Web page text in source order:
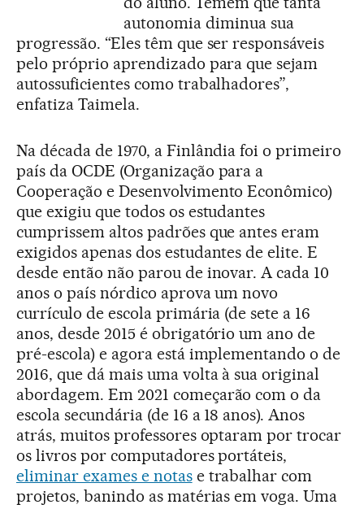
autonomia diminua sua
progressão. “Eles têm que ser responsáveis
pelo próprio aprendizado para que sejam
autossuficientes como trabalhadores”,
enfatiza Taimela.
Na década de 1970, a Finlândia foi o primeiro
país da OCDE (Organização para a
Cooperação e Desenvolvimento Econômico)
que exigiu que todos os estudantes
cumprissem altos padrões que antes eram
exigidos apenas dos estudantes de elite. E
desde então não parou de inovar. A cada 10
anos o país nórdico aprova um novo
currículo de escola primária (de sete a 16
anos, desde 2015 é obrigatório um ano de
pré-escola) e agora está implementando o de
2016, que dá mais uma volta à sua original
abordagem. Em 2021 começarão com o da
escola secundária (de 16 a 18 anos). Anos
atrás, muitos professores optaram por trocar
os livros por computadores portáteis,
eliminar exames e notase trabalhar com
projetos, banindo as matérias em voga. Uma